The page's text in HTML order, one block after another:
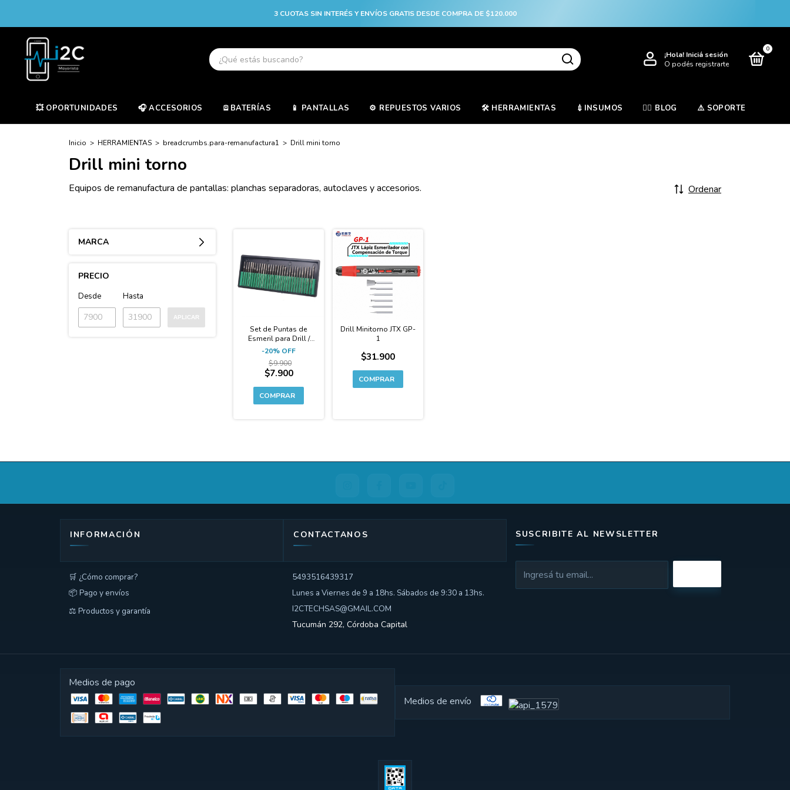
3 CUOTAS SIN INTERÉS Y ENVÍOS GRATIS DESDE COMPRA DE $120.000
¡Hola! Iniciá sesión
O podés registrarte
0
💥 OPORTUNIDADES 🎧 ACCESORIOS 🪫BATERÍAS 📱 PANTALLAS ⚙️ REPUESTOS VARIOS 🛠️ HERRAMIENTAS 💉INSUMOS ✍🏻 BLOG ⚠️ SOPORTE
Inicio > HERRAMIENTAS > breadcrumbs.para-remanufactura1 > Drill mini torno
Drill mini torno
Equipos de remanufactura de pantallas: planchas separadoras, autoclaves y accesorios. Ordenar
MARCA
PRECIO
Desde Hasta
APLICAR
Set de Puntas de
Esmeril para Drill /
Minitorno
-20% OFF
$9.900
$7.900
Drill Minitorno JTX GP-
1
$31.900
INFORMACIÓN
🛒 ¿Cómo comprar?
📦 Pago y envíos
⚖️ Productos y garantía
CONTACTANOS
5493516439317
Lunes a Viernes de 9 a 18hs. Sábados de 9:30 a 13hs.
I2CTECHSAS@GMAIL.COM
Tucumán 292, Córdoba Capital
SUSCRIBITE AL NEWSLETTER
Medios de pago
Medios de envío